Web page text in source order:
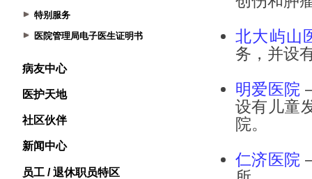
特别服务
医院管理局电子医生证明书
病友中心
医护天地
社区伙伴
新闻中心
员工 / 退休职员特区